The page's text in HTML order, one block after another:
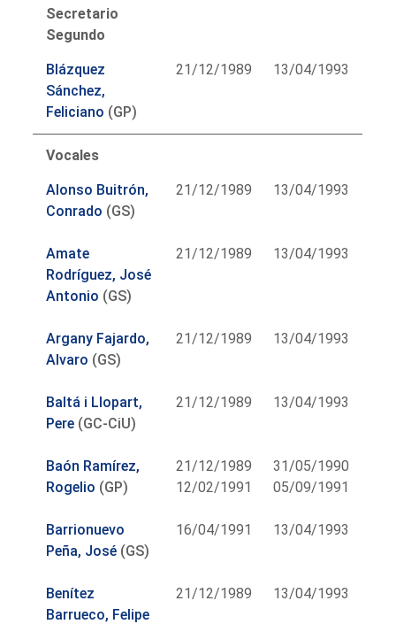
Secretario
Segundo
Blázquez
Sánchez,
Feliciano (GP)
21/12/1989 13/04/1993
Vocales
Alonso Buitrón,
Conrado (GS)
21/12/1989 13/04/1993
Amate
Rodríguez, José
Antonio (GS)
21/12/1989 13/04/1993
Argany Fajardo,
Alvaro (GS)
21/12/1989 13/04/1993
Baltá i Llopart,
Pere (GC-CiU)
21/12/1989 13/04/1993
Baón Ramírez,
Rogelio (GP)
21/12/1989
12/02/1991
31/05/1990
05/09/1991
Barrionuevo
Peña, José (GS)
16/04/1991 13/04/1993
Benítez
Barrueco, Felipe
21/12/1989 13/04/1993